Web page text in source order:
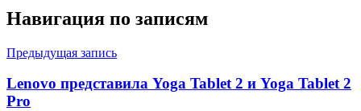
Навигация по записям
Предыдущая запись
Lenovo представила Yoga Tablet 2 и Yoga Tablet 2
Pro